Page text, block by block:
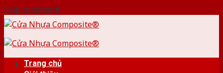
Skip to content
Trang chủ